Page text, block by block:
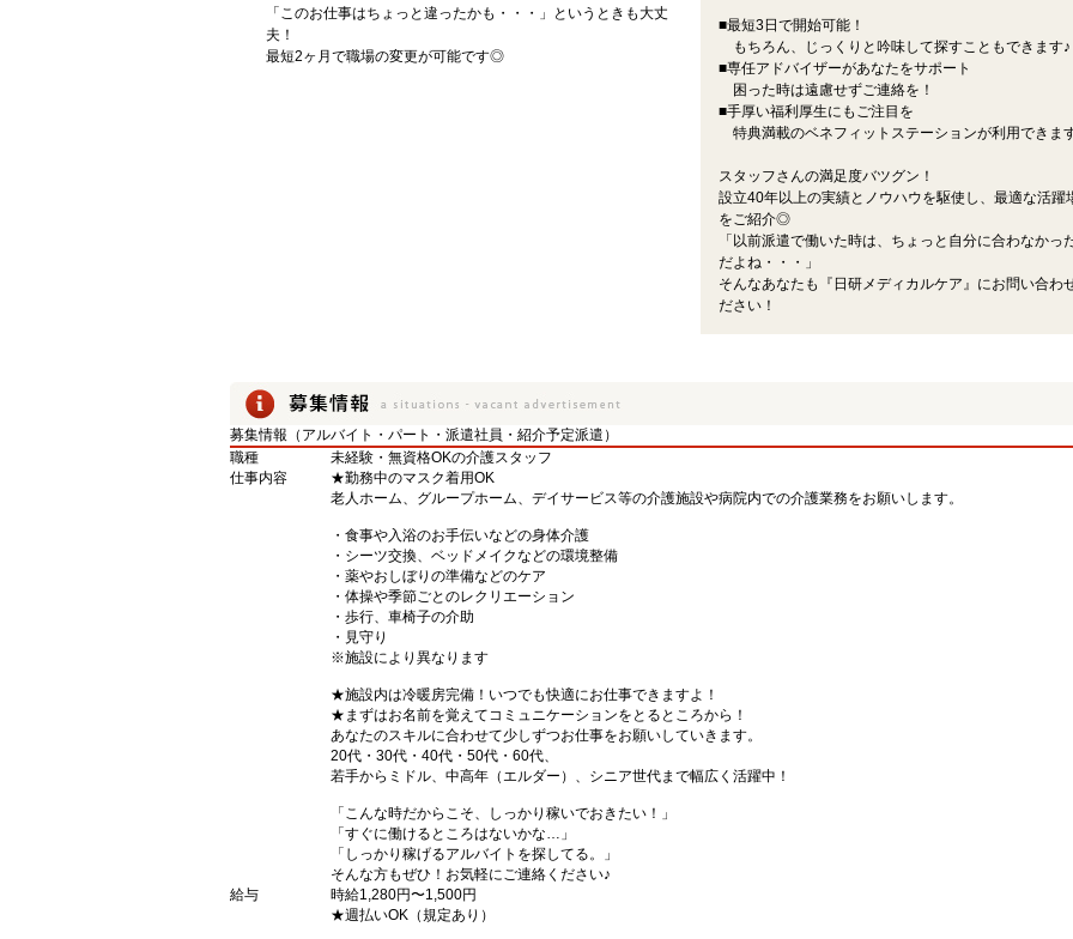
「このお仕事はちょっと違ったかも・・・」というときも大丈
夫！
最短2ヶ月で職場の変更が可能です◎
■最短3日で開始可能！
もちろん、じっくりと吟味して探すこともできます♪
■専任アドバイザーがあなたをサポート
困った時は遠慮せずご連絡を！
■手厚い福利厚生にもご注目を
特典満載のベネフィットステーションが利用できま
スタッフさんの満足度バツグン！
設立40年以上の実績とノウハウを駆使し、最適な活躍
をご紹介◎
「以前派遣で働いた時は、ちょっと自分に合わなかっ
だよね・・・」
そんなあなたも『日研メディカルケア』にお問い合わ
ださい！
募集情報（アルバイト・パート・派遣社員・紹介予定派遣）
職種
未経験・無資格OKの介護スタッフ
仕事内容
★勤務中のマスク着用OK
老人ホーム、グループホーム、デイサービス等の介護施設や病院内での介護業務をお願いします。
・食事や入浴のお手伝いなどの身体介護
・シーツ交換、ベッドメイクなどの環境整備
・薬やおしぼりの準備などのケア
・体操や季節ごとのレクリエーション
・歩行、車椅子の介助
・見守り
※施設により異なります
★施設内は冷暖房完備！いつでも快適にお仕事できますよ！
★まずはお名前を覚えてコミュニケーションをとるところから！
あなたのスキルに合わせて少しずつお仕事をお願いしていきます。
20代・30代・40代・50代・60代、
若手からミドル、中高年（エルダー）、シニア世代まで幅広く活躍中！
「こんな時だからこそ、しっかり稼いでおきたい！」
「すぐに働けるところはないかな…」
「しっかり稼げるアルバイトを探してる。」
そんな方もぜひ！お気軽にご連絡ください♪
給与
時給1,280円〜1,500円
★週払いOK（規定あり）